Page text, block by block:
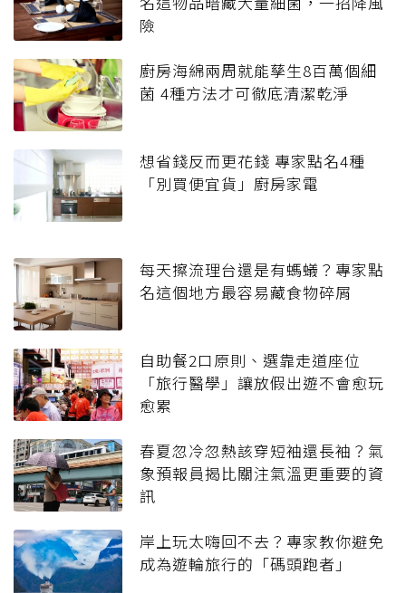
險
廚房海綿兩周就能孳生8百萬個細
菌 4種方法才可徹底清潔乾淨
想省錢反而更花錢 專家點名4種
「別買便宜貨」廚房家電
每天擦流理台還是有螞蟻？專家點
名這個地方最容易藏食物碎屑
自助餐2口原則、選靠走道座位
「旅行醫學」讓放假出遊不會愈玩
愈累
春夏忽冷忽熱該穿短袖還長袖？氣
象預報員揭比關注氣溫更重要的資
訊
岸上玩太嗨回不去？專家教你避免
成為遊輪旅行的「碼頭跑者」